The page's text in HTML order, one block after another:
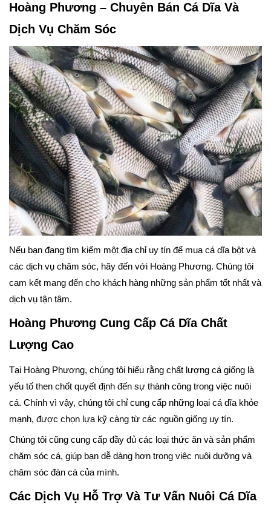
Hoàng Phương – Chuyên Bán Cá Dĩa Và
Dịch Vụ Chăm Sóc
Nếu bạn đang tìm kiếm một địa chỉ uy tín để mua cá dĩa bột và
các dịch vụ chăm sóc, hãy đến với Hoàng Phương. Chúng tôi
cam kết mang đến cho khách hàng những sản phẩm tốt nhất và
dịch vụ tận tâm.
Hoàng Phương Cung Cấp Cá Dĩa Chất
Lượng Cao
Tại Hoàng Phương, chúng tôi hiểu rằng chất lượng cá giống là
yếu tố then chốt quyết định đến sự thành công trong việc nuôi
cá. Chính vì vậy, chúng tôi chỉ cung cấp những loại cá dĩa khỏe
mạnh, được chọn lựa kỹ càng từ các nguồn giống uy tín.
Chúng tôi cũng cung cấp đầy đủ các loại thức ăn và sản phẩm
chăm sóc cá, giúp bạn dễ dàng hơn trong việc nuôi dưỡng và
chăm sóc đàn cá của mình.
Các Dịch Vụ Hỗ Trợ Và Tư Vấn Nuôi Cá Dĩa